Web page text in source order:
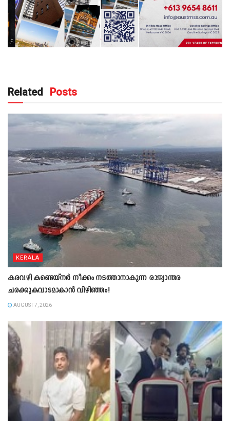
Related Posts
KERALA
കരവഴി കണ്ടെയ്നർ നീക്കം നടത്താനാകുന്ന രാജ്യാന്തര
ചരക്കുകവാടമാകാൻ വിഴിഞ്ഞം!
AUGUST 7, 2026